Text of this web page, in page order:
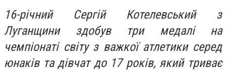
16-річний Сергій Котелевський з
Луганщини здобув три медалі на
чемпіонаті світу з важкої атлетики серед
юнаків та дівчат до 17 років, який триває